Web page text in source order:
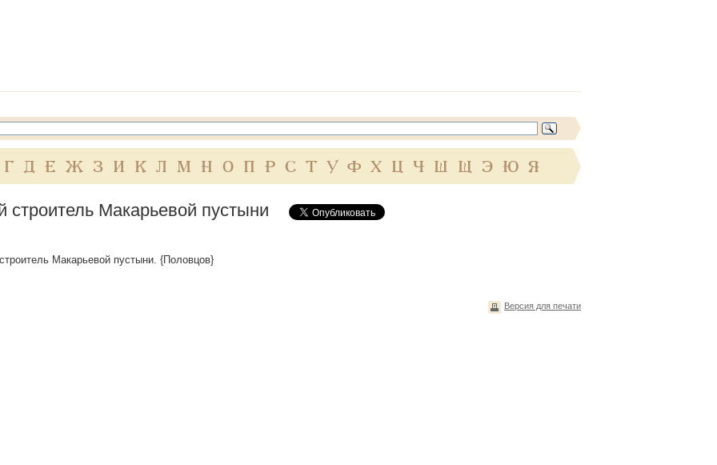
Г Д Е Ж З И К Л М Н О П Р С Т У Ф Х Ц Ч Ш Щ Э Ю Я
строитель Макарьевой пустыни
Макарьевой пустыни. {Половцов}
Версия для печати